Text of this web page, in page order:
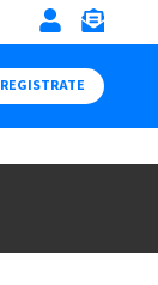
REGISTRATE